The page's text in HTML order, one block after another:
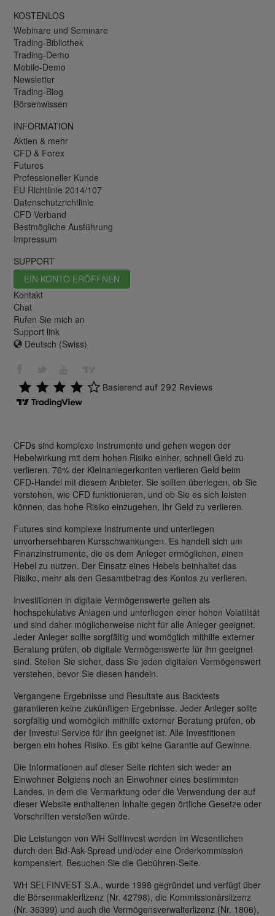
KOSTENLOS
Webinare und Seminare
Trading-Bibliothek
Trading-Demo
Mobile-Demo
Newsletter
Trading-Blog
Börsenwissen
INFORMATION
Aktien & mehr
CFD & Forex
Futures
Professioneller Kunde
EU Richtlinie 2014/107
Datenschutzrichtlinie
CFD Verband
Bestmögliche Ausführung
Impressum
SUPPORT
EIN KONTO ERÖFFNEN
Kontakt
Chat
Rufen Sie mich an
Support link
Deutsch (Swiss)
CFDs sind komplexe Instrumente und gehen wegen der
Hebelwirkung mit dem hohen Risiko einher, schnell Geld zu
verlieren. 76% der Kleinanlegerkonten verlieren Geld beim
CFD-Handel mit diesem Anbieter. Sie sollten überlegen, ob Sie
verstehen, wie CFD funktionieren, und ob Sie es sich leisten
können, das hohe Risiko einzugehen, Ihr Geld zu verlieren.
Futures sind komplexe Instrumente und unterliegen
unvorhersehbaren Kursschwankungen. Es handelt sich um
Finanzinstrumente, die es dem Anleger ermöglichen, einen
Hebel zu nutzen. Der Einsatz eines Hebels beinhaltet das
Risiko, mehr als den Gesamtbetrag des Kontos zu verlieren.
Investitionen in digitale Vermögenswerte gelten als
hochspekulative Anlagen und unterliegen einer hohen Volatilität
und sind daher möglicherweise nicht für alle Anleger geeignet.
Jeder Anleger sollte sorgfältig und womöglich mithilfe externer
Beratung prüfen, ob digitale Vermögenswerte für ihn geeignet
sind. Stellen Sie sicher, dass Sie jeden digitalen Vermögenswert
verstehen, bevor Sie diesen handeln.
Vergangene Ergebnisse und Resultate aus Backtests
garantieren keine zukünftigen Ergebnisse. Jeder Anleger sollte
sorgfältig und womöglich mithilfe externer Beratung prüfen, ob
der Investui Service für ihn geeignet ist. Alle Investitionen
bergen ein hohes Risiko. Es gibt keine Garantie auf Gewinne.
Die Informationen auf dieser Seite richten sich weder an
Einwohner Belgiens noch an Einwohner eines bestimmten
Landes, in dem die Vermarktung oder die Verwendung der auf
dieser Website enthaltenen Inhalte gegen örtliche Gesetze oder
Vorschriften verstoßen würde.
Die Leistungen von WH SelfInvest werden im Wesentlichen
durch den Bid-Ask-Spread und/oder eine Orderkommission
kompensiert. Besuchen Sie die Gebühren-Seite.
WH SELFINVEST S.A., wurde 1998 gegründet und verfügt über
die Börsenmaklerlizenz (Nr. 42798), die Kommissionärslizenz
(Nr. 36399) und auch die Vermögensverwalterlizenz (Nr. 1806),